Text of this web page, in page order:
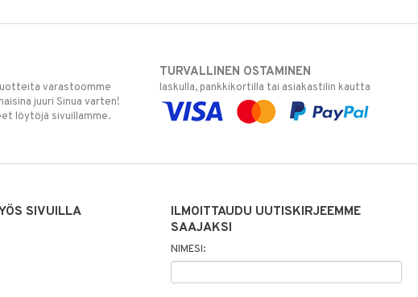
varastoomme
juuri Sinua varten!
löytöjä sivuillamme.
TURVALLINEN OSTAMINEN
laskulla, pankkikortilla tai asiakastilin kautta
SIVUILLA
ILMOITTAUDU UUTISKIRJEEMME
SAAJAKSI
NIMESI: